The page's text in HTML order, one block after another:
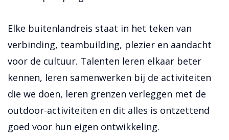
Elke buitenlandreis staat in het teken van
verbinding, teambuilding, plezier en aandacht
voor de cultuur. Talenten leren elkaar beter
kennen, leren samenwerken bij de activiteiten
die we doen, leren grenzen verleggen met de
outdoor-activiteiten en dit alles is ontzettend
goed voor hun eigen ontwikkeling.